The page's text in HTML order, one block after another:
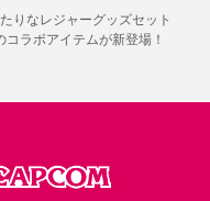
りなレジャーグッズセット
ラボアイテムが新登場！